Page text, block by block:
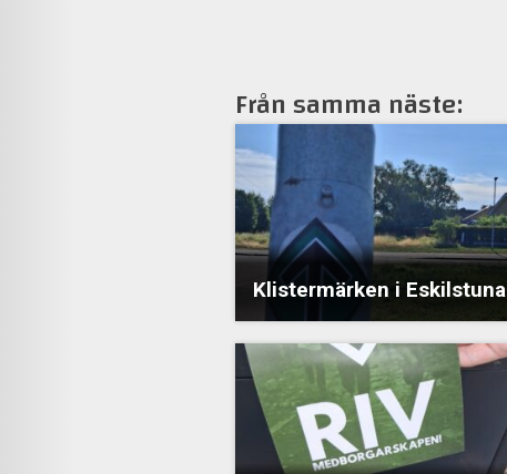
Från samma näste:
Klistermärken i Eskilstuna